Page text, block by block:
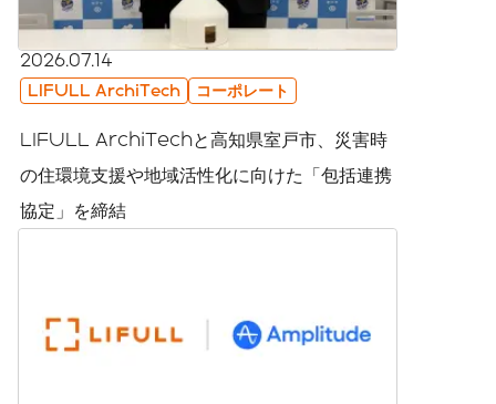
2026.07.14
LIFULL ArchiTech コーポレート
LIFULL ArchiTechと高知県室戸市、災害時
の住環境支援や地域活性化に向けた「包括連携
協定」を締結